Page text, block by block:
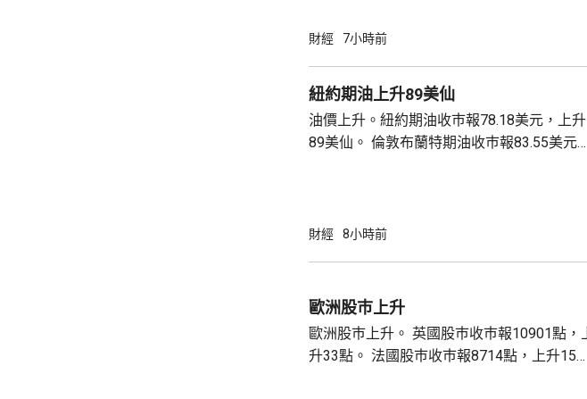
上升47點。 總計整個星期，納指上升5.2%。
財經 7小時前
紐約期油上升89美仙
油價上升。紐約期油收巿報78.18美元，上升
89美仙。 倫敦布蘭特期油收巿報83.55美元，
財經 8小時前
歐洲股巿上升
歐洲股巿上升。 英國股巿收巿報10901點，上
升33點。 法國股巿收巿報8714點，上升15